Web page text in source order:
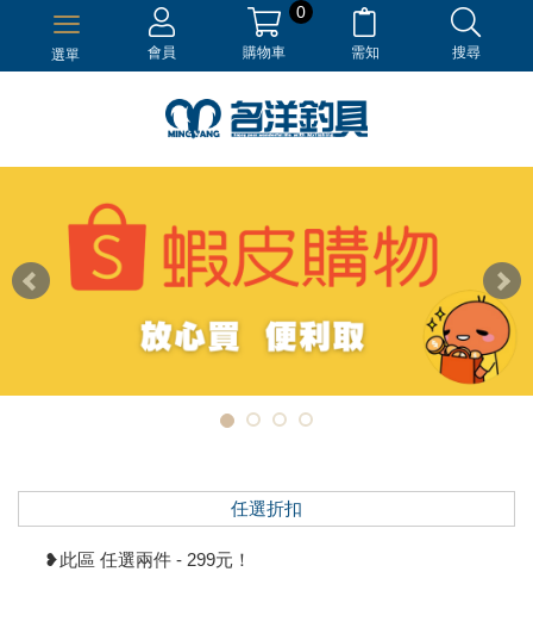
選單 會員 購物車
0
需知 搜尋
任選折扣
❥此區 任選兩件 - 299元！